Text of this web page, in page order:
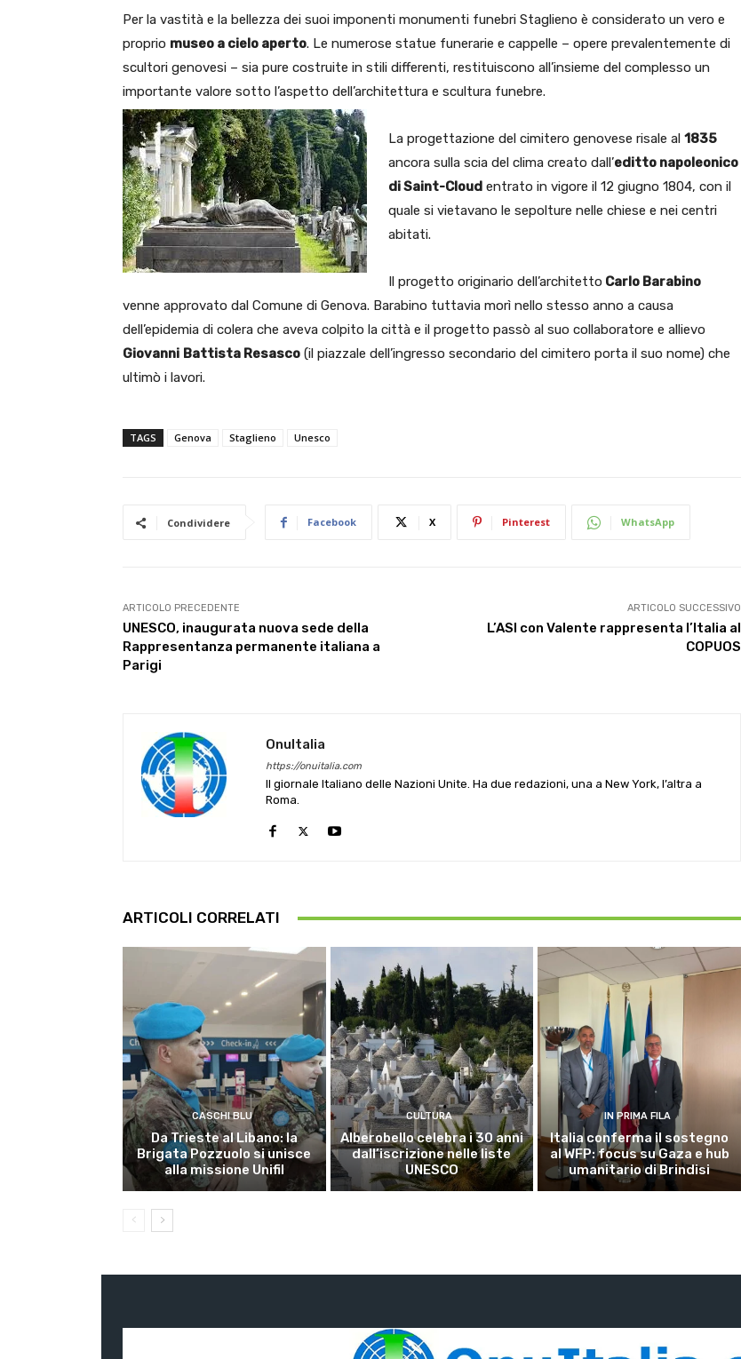
Per la vastità e la bellezza dei suoi imponenti monumenti funebri Staglieno è considerato un vero e
proprio museo a cielo aperto. Le numerose statue funerarie e cappelle – opere prevalentemente di
scultori genovesi – sia pure costruite in stili differenti, restituiscono all’insieme del complesso un
importante valore sotto l’aspetto dell’architettura e scultura funebre.
La progettazione del cimitero genovese risale al 1835
ancora sulla scia del clima creato dall’editto napoleonico
di Saint-Cloud entrato in vigore il 12 giugno 1804, con il
quale si vietavano le sepolture nelle chiese e nei centri
abitati.
Il progetto originario dell’architetto Carlo Barabino
venne approvato dal Comune di Genova. Barabino tuttavia morì nello stesso anno a causa
dell’epidemia di colera che aveva colpito la città e il progetto passò al suo collaboratore e allievo
Giovanni Battista Resasco (il piazzale dell’ingresso secondario del cimitero porta il suo nome) che
ultimò i lavori.
TAGS Genova Staglieno Unesco
Condividere Facebook X Pinterest WhatsApp
ARTICOLO PRECEDENTE
UNESCO, inaugurata nuova sede della
Rappresentanza permanente italiana a
Parigi
ARTICOLO SUCCESSIVO
L’ASI con Valente rappresenta l’Italia al
COPUOS
OnuItalia
https://onuitalia.com
Il giornale Italiano delle Nazioni Unite. Ha due redazioni, una a New York, l’altra a
Roma.
ARTICOLI CORRELATI
CASCHI BLU
Da Trieste al Libano: la
Brigata Pozzuolo si unisce
alla missione Unifil
CULTURA
Alberobello celebra i 30 anni
dall’iscrizione nelle liste
UNESCO
IN PRIMA FILA
Italia conferma il sostegno
al WFP: focus su Gaza e hub
umanitario di Brindisi